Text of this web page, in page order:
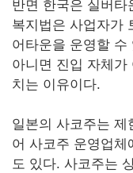
반면 한국은 실버타
복지법은 사업자가
어타운을 운영할 수
아니면 진입 자체가
치는 이유이다.
일본의 사코주는 제
어 사코주 운영업체
도 있다. 사코주는